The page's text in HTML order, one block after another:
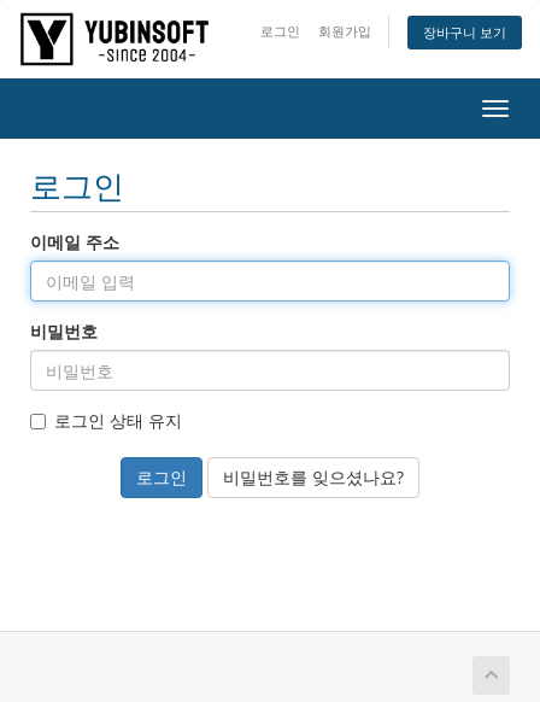
로그인 회원가입 장바구니 보기
메
뉴
닫
로그인
이메일 주소
비밀번호
로그인 상태 유지
비밀번호를 잊으셨나요?